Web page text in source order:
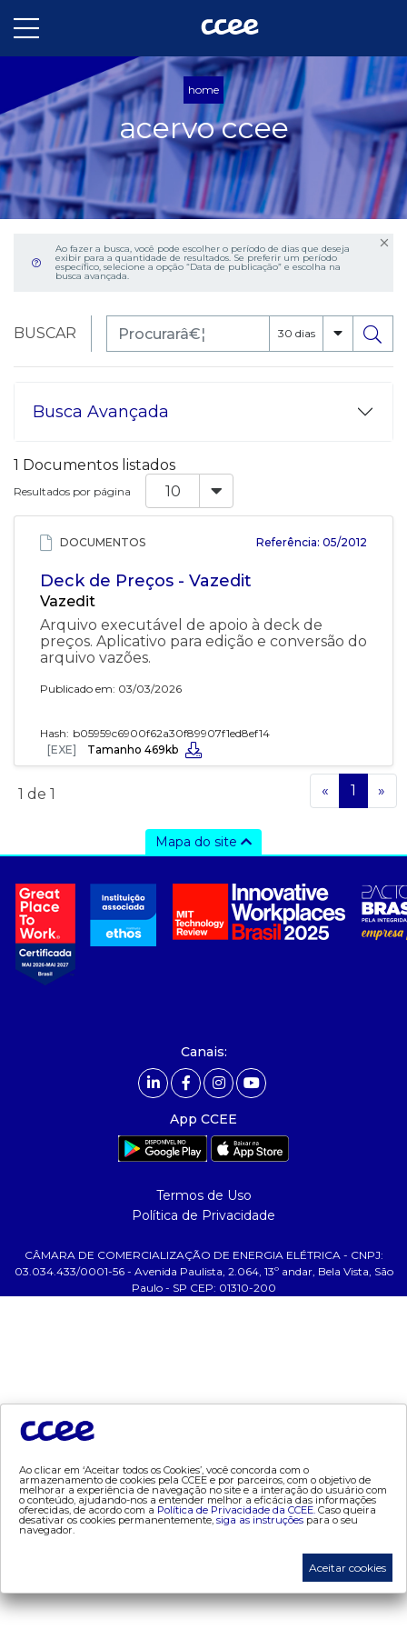
home
acervo ccee
Ao fazer a busca, você pode escolher o período de dias que deseja
exibir para a quantidade de resultados. Se preferir um período
específico, selecione a opção “Data de publicação” e escolha na
busca avançada.
BUSCAR 30 dias
Busca Avançada
1 Documentos listados
Resultados por página
DOCUMENTOS Referência: 05/2012
Deck de Preços - Vazedit
Vazedit
Arquivo executável de apoio à deck de
preços. Aplicativo para edição e conversão do
arquivo vazões.
Publicado em: 03/03/2026
Hash: b05959c6900f62a30f89907f1ed8ef14
[EXE]
Tamanho 469kb
1 de 1 « 1 »
Mapa do site
- sobre nós
- governança
- nossos associados
- integridade, riscos e auditoria
- relatório de sustentabilidade
ajuda
- termos de uso
- política de privacidade
tecnologia
- appccee
dados e análises
- consumo
Canais:
App CCEE
Termos de Uso
Política de Privacidade
CÂMARA DE COMERCIALIZAÇÃO DE ENERGIA ELÉTRICA - CNPJ:
03.034.433/0001-56 - Avenida Paulista, 2.064, 13º andar, Bela Vista, São
Paulo - SP CEP: 01310-200
Ao clicar em ‘Aceitar todos os Cookies’, você concorda com o
armazenamento de cookies pela CCEE e por parceiros, com o objetivo de
melhorar a experiência de navegação no site e a interação do usuário com
o conteúdo, ajudando-nos a entender melhor a eficácia das informações
oferecidas, de acordo com a Política de Privacidade da CCEE. Caso queira
desativar os cookies permanentemente, siga as instruções para o seu
navegador.
Aceitar cookies